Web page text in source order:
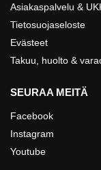
Asiakaspalvelu &
Tietosuojaseloste
Evästeet
Takuu, huolto &
SEURAA MEITÄ
Facebook
Instagram
Youtube